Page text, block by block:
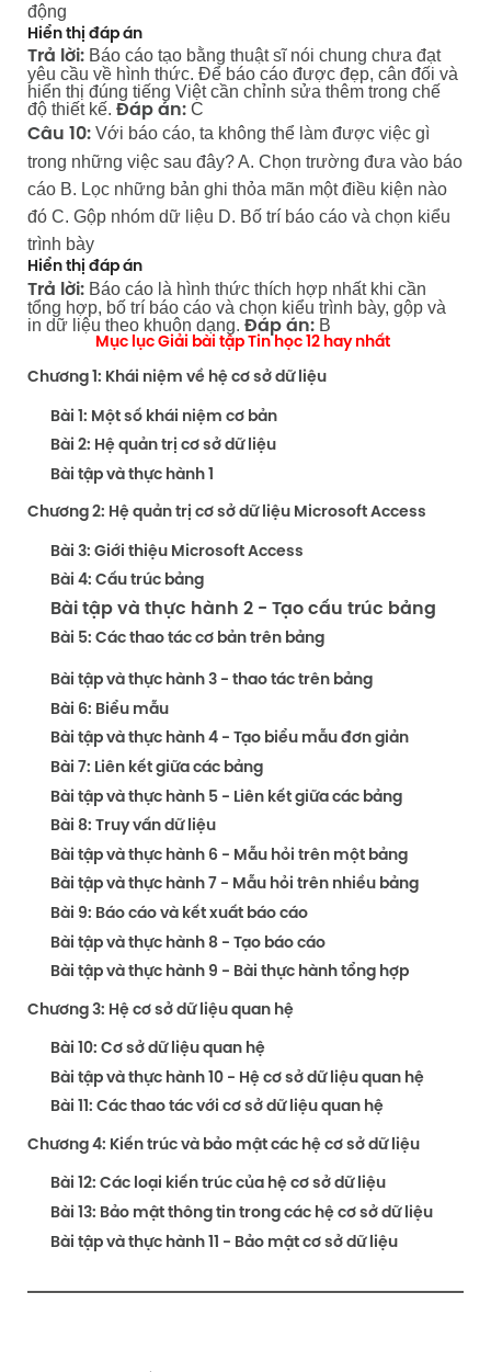
động
Hiển thị đáp án
Trả lời:Báo cáo tạo bằng thuật sĩ nói chung chưa đạt
yêu cầu về hình thức. Để báo cáo được đẹp, cân đối và
hiển thị đúng tiếng Việt cần chỉnh sửa thêm trong chế
độ thiết kế. Đáp án:C
Câu 10:Với báo cáo, ta không thể làm được việc gì
trong những việc sau đây? A. Chọn trường đưa vào báo
cáo B. Lọc những bản ghi thỏa mãn một điều kiện nào
đó C. Gộp nhóm dữ liệu D. Bố trí báo cáo và chọn kiểu
trình bày
Hiển thị đáp án
Trả lời:Báo cáo là hình thức thích hợp nhất khi cần
tổng hợp, bố trí báo cáo và chọn kiểu trình bày, gộp và
in dữ liệu theo khuôn dạng. Đáp án:B
Mục lục Giải bài tập Tin học 12 hay nhất
Chương 1: Khái niệm về hệ cơ sở dữ liệu
Bài 1: Một số khái niệm cơ bản
Bài 2: Hệ quản trị cơ sở dữ liệu
Bài tập và thực hành 1
Chương 2: Hệ quản trị cơ sở dữ liệu Microsoft Access
Bài 3: Giới thiệu Microsoft Access
Bài 4: Cấu trúc bảng
Bài tập và thực hành 2 - Tạo cấu trúc bảng
Bài 5: Các thao tác cơ bản trên bảng
Bài tập và thực hành 3 - thao tác trên bảng
Bài 6: Biểu mẫu
Bài tập và thực hành 4 - Tạo biểu mẫu đơn giản
Bài 7: Liên kết giữa các bảng
Bài tập và thực hành 5 - Liên kết giữa các bảng
Bài 8: Truy vấn dữ liệu
Bài tập và thực hành 6 - Mẫu hỏi trên một bảng
Bài tập và thực hành 7 - Mẫu hỏi trên nhiều bảng
Bài 9: Báo cáo và kết xuất báo cáo
Bài tập và thực hành 8 - Tạo báo cáo
Bài tập và thực hành 9 - Bài thực hành tổng hợp
Chương 3: Hệ cơ sở dữ liệu quan hệ
Bài 10: Cơ sở dữ liệu quan hệ
Bài tập và thực hành 10 - Hệ cơ sở dữ liệu quan hệ
Bài 11: Các thao tác với cơ sở dữ liệu quan hệ
Chương 4: Kiến trúc và bảo mật các hệ cơ sở dữ liệu
Bài 12: Các loại kiến trúc của hệ cơ sở dữ liệu
Bài 13: Bảo mật thông tin trong các hệ cơ sở dữ liệu
Bài tập và thực hành 11 - Bảo mật cơ sở dữ liệu